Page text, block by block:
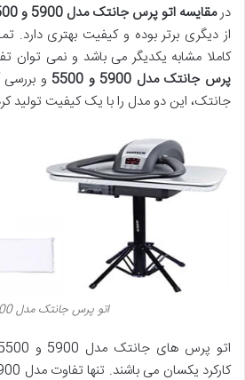
درمقایسه اتو پرس جانتک مدل 5900 و 5500
از دیگری برتر بوده و کیفیت بهتری دارد.
کاملا مشابه یکدیگر می باشد و نمی توان
پرس جانتک مدل 5900 و 5500
و
جانتک، این دو مدل را با یک کیفیت تولید
اتو پرس جانتک مدل 5900